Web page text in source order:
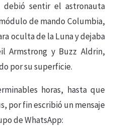
debió sentir el astronauta
de mando Columbia,
oculta de la Luna y dejaba
Armstrong y Buzz Aldrin,
por su superficie.
horas, hasta que
por fin escribió un mensaje
de WhatsApp: